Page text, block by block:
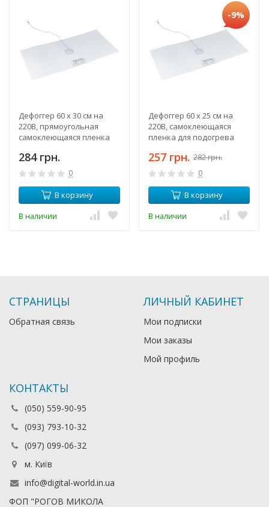
Дефоггер 60 х 30 см на
220В, прямоугольная
самоклеющаяся пленка
284 грн.
0
В корзину
В наличии
-9%
Дефоггер 60 х 25 см на
220В, самоклеющаяся
пленка для подогрева
257 грн. 282 грн.
0
В корзину
В наличии
СТРАНИЦЫ
Обратная связь
ЛИЧНЫЙ КАБИНЕТ
Мои подписки
Мои заказы
Мой профиль
КОНТАКТЫ
(050) 559-90-95
(093) 793-10-32
(097) 099-06-32
м. Київ
info@digital-world.in.ua
ФОП "РОГОВ МИКОЛА